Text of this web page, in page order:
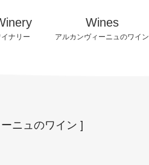
ナリー
ワインが
Wines
アルカンヴィーニュのワイン
お問い合わせ及び
ご注文について
ニュのワイン ]